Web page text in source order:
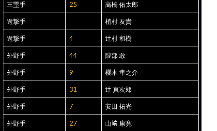
三塁手 25 高橋 佑太郎
遊撃手 植村 友貴
遊撃手 4 辻村 和樹
外野手 44 隈部 敢
外野手 9 櫻木 隼之介
外野手 31 辻 真次郎
外野手 7 安田 拓光
外野手 27 山﨑 康寛